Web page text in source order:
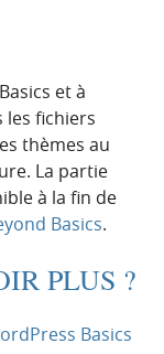
et à
les fichiers
thèmes au
La partie
à la fin de
Basics.
PLUS ?
Basics